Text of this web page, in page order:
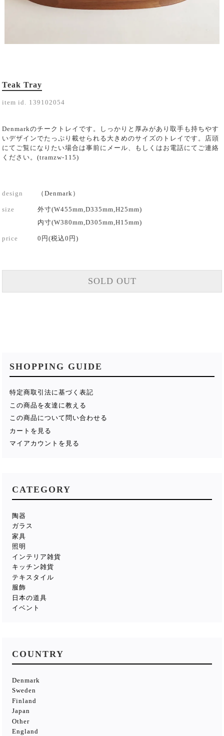
Teak Tray
item id. 139102054
Denmarkのチークトレイです。しっかりと厚みがあり取手も持ちやす
いデザインでたっぷり載せられる大きめのサイズのトレイです。店頭
にてご覧になりたい場合は事前にメール、もしくはお電話にてご連絡
ください。(tramzw-115)
design （Denmark）
size
外寸(W455mm,D335mm,H25mm)
内寸(W380mm,D305mm,H15mm)
price 0円(税込0円)
SOLD OUT
SHOPPING GUIDE
特定商取引法に基づく表記
この商品を友達に教える
この商品について問い合わせる
カートを見る
マイアカウントを見る
CATEGORY
陶器
ガラス
家具
照明
インテリア雑貨
キッチン雑貨
テキスタイル
服飾
日本の道具
イベント
COUNTRY
Denmark
Sweden
Finland
Japan
Other
England